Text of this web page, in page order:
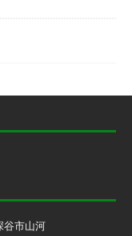
谷市山河